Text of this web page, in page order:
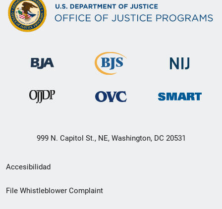
999 N. Capitol St., NE, Washington, DC 20531
Menú
de
Accesibilidad
File Whistleblower Complaint